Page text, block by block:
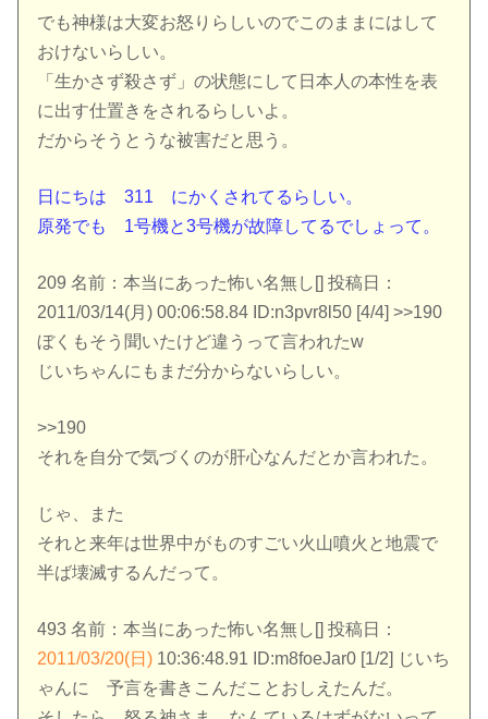
でも神様は大変お怒りらしいのでこのままにはして
おけないらしい。
「生かさず殺さず」の状態にして日本人の本性を表
に出す仕置きをされるらしいよ。
だからそうとうな被害だと思う。
日にちは 311 にかくされてるらしい。
原発でも 1号機と3号機が故障してるでしょって。
209 名前：本当にあった怖い名無し[] 投稿日：
2011/03/14(月) 00:06:58.84 ID:n3pvr8l50 [4/4] >>190
ぼくもそう聞いたけど違うって言われたw
じいちゃんにもまだ分からないらしい。
>>190
それを自分で気づくのが肝心なんだとか言われた。
じゃ、また
それと来年は世界中がものすごい火山噴火と地震で
半ば壊滅するんだって。
493 名前：本当にあった怖い名無し[] 投稿日：
2011/03/20(日) 10:36:48.91 ID:m8foeJar0 [1/2] じいち
ゃんに 予言を書きこんだことおしえたんだ。